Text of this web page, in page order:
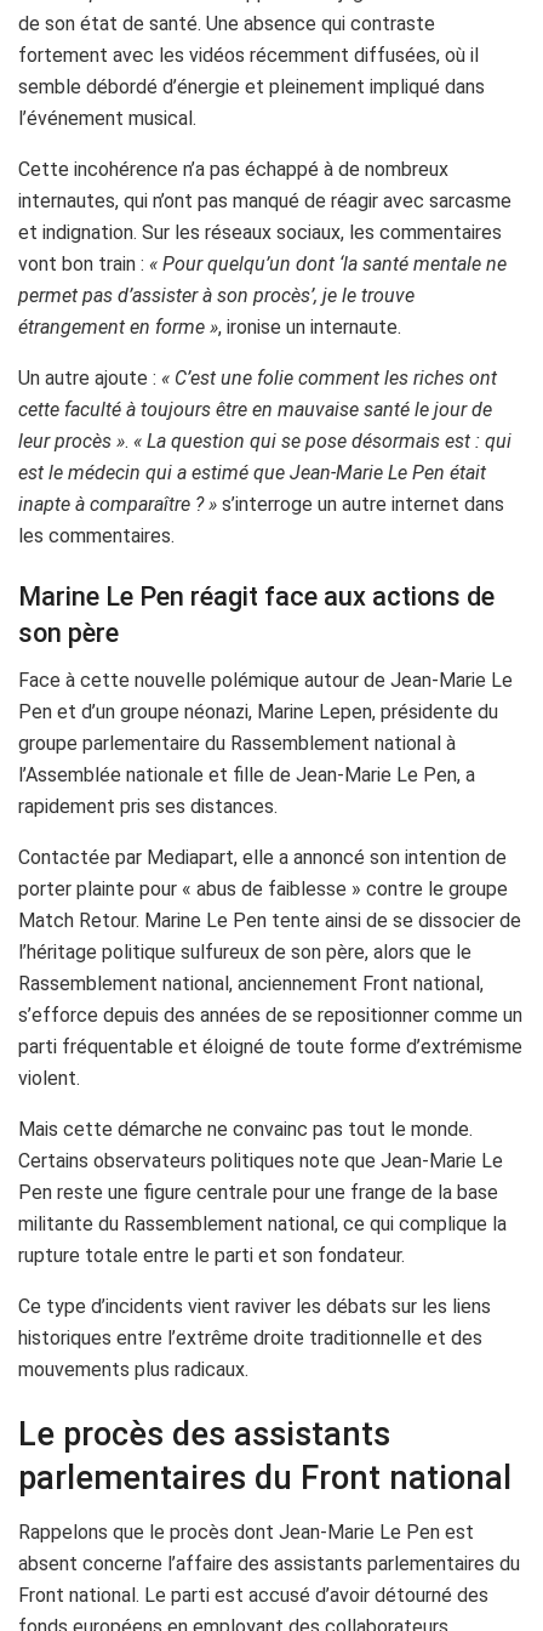
de son état de santé. Une absence qui contraste
fortement avec les vidéos récemment diffusées, où il
semble débordé d’énergie et pleinement impliqué dans
l’événement musical.
Cette incohérence n’a pas échappé à de nombreux
internautes, qui n’ont pas manqué de réagir avec sarcasme
et indignation. Sur les réseaux sociaux, les commentaires
vont bon train : « Pour quelqu’un dont ‘la santé mentale ne
permet pas d’assister à son procès’, je le trouve
étrangement en forme », ironise un internaute.
Un autre ajoute : « C’est une folie comment les riches ont
cette faculté à toujours être en mauvaise santé le jour de
leur procès ». « La question qui se pose désormais est : qui
est le médecin qui a estimé que Jean-Marie Le Pen était
inapte à comparaître ? » s’interroge un autre internet dans
les commentaires.
Marine Le Pen réagit face aux actions de
son père
Face à cette nouvelle polémique autour de Jean-Marie Le
Pen et d’un groupe néonazi, Marine Lepen, présidente du
groupe parlementaire du Rassemblement national à
l’Assemblée nationale et fille de Jean-Marie Le Pen, a
rapidement pris ses distances.
Contactée par Mediapart, elle a annoncé son intention de
porter plainte pour « abus de faiblesse » contre le groupe
Match Retour. Marine Le Pen tente ainsi de se dissocier de
l’héritage politique sulfureux de son père, alors que le
Rassemblement national, anciennement Front national,
s’efforce depuis des années de se repositionner comme un
parti fréquentable et éloigné de toute forme d’extrémisme
violent.
Mais cette démarche ne convainc pas tout le monde.
Certains observateurs politiques note que Jean-Marie Le
Pen reste une figure centrale pour une frange de la base
militante du Rassemblement national, ce qui complique la
rupture totale entre le parti et son fondateur.
Ce type d’incidents vient raviver les débats sur les liens
historiques entre l’extrême droite traditionnelle et des
mouvements plus radicaux.
Le procès des assistants
parlementaires du Front national
Rappelons que le procès dont Jean-Marie Le Pen est
absent concerne l’affaire des assistants parlementaires du
Front national. Le parti est accusé d’avoir détourné des